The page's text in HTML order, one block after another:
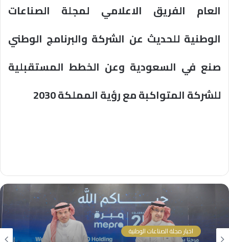
العام الفريق الاعلامي لمجلة الصناعات
الوطنية للحديث عن الشركة والبرنامج الوطني
صنع في السعودية وعن الخطط المستقبلية
للشركة المتواكبة مع رؤية المملكة 2030
اخبار مجلة الصناعات الوطنية